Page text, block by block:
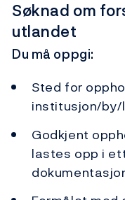
Søknad om
utlandet
Du må oppgi:
Sted for
institusjon/by/
Godkjent
lastes opp i